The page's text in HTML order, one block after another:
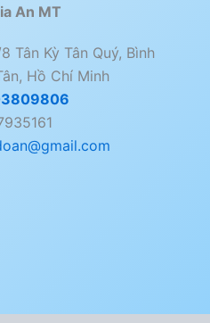
An MT
Tân Kỳ Tân Quý, Bình
Hồ Chí Minh